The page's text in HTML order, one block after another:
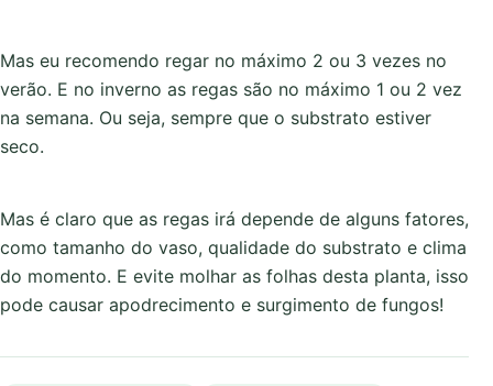
Mas eu recomendo regar no máximo 2 ou 3 vezes no
verão. E no inverno as regas são no máximo 1 ou 2 vez
na semana. Ou seja, sempre que o substrato estiver
seco.
Mas é claro que as regas irá depende de alguns fatores,
como tamanho do vaso, qualidade do substrato e clima
do momento. E evite molhar as folhas desta planta, isso
pode causar apodrecimento e surgimento de fungos!